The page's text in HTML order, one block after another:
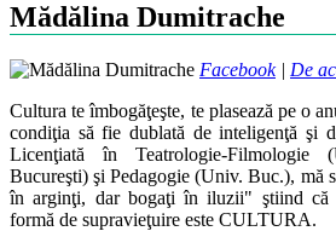
Mădălina Dumitrache
Facebook| De
Cultura te îmbogăţeşte, te plasează pe o
condiţia să fie dublată de inteligenţă şi
Licenţiată în Teatrologie-Filmologie
Bucureşti) şi Pedagogie (Univ. Buc.), mă
în arginţi, dar bogaţi în iluzii" ştiind că
formă de supravieţuire este CULTURA.